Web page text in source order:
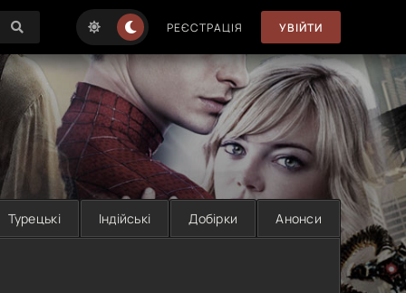
РЕЄСТРАЦІЯ УВІЙТИ
Турецькі Індійські Добірки Анонси